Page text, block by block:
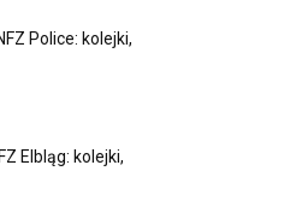
Police: kolejki,
Elbląg: kolejki,